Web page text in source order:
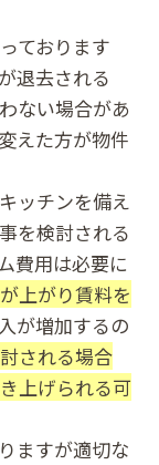
ております
退去される
ない場合があ
えた方が物件
ッチンを備え
を検討される
費用は必要に
上がり賃料を
が増加するの
される場合
上げられる可
ますが適切な